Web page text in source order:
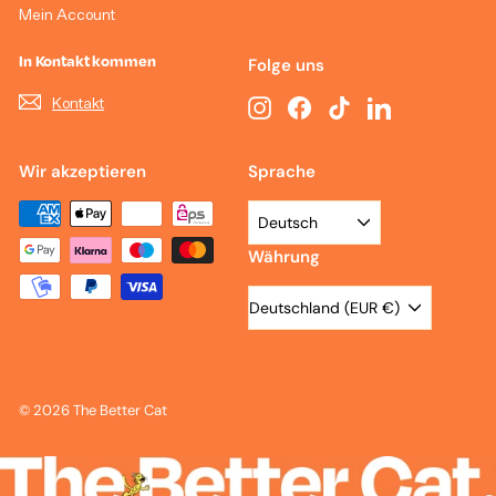
Mein Account
In Kontakt kommen
Kontakt
Folge uns
InstagramFacebookTikTokLinkedIn
Wir akzeptieren Sprache
Deutsch
Währung
Deutschland (EUR €)
© 2026 The Better Cat